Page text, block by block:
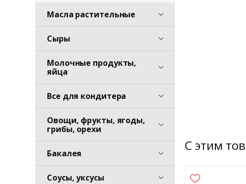
Масла растительные
Сыры
Молочные продукты,
яйца
Все для кондитера
Овощи, фрукты, ягоды,
грибы, орехи
Бакалея
Соусы, уксусы
С этим